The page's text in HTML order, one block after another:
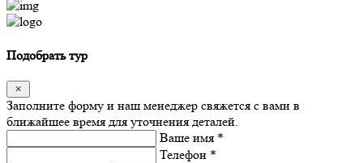
Подобрать тур
Заполните форму и наш менеджер свяжется с вами в
ближайшее время для уточнения деталей.
Ваше имя *
Телефон *